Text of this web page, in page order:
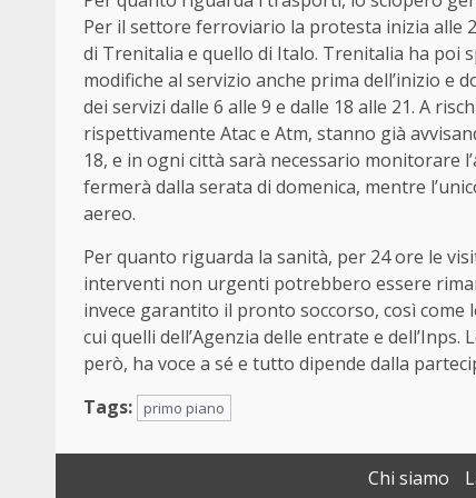
Per il settore ferroviario la protesta inizia alle
di Trenitalia e quello di Italo. Trenitalia ha poi
modifiche al servizio anche prima dell’inizio e
dei servizi dalle 6 alle 9 e dalle 18 alle 21. A
rispettivamente Atac e Atm, stanno già
18, e in ogni città sarà necessario monitorare
fermerà dalla serata di domenica, mentre
aereo.
Per quanto riguarda la sanità, per 24 ore le
interventi non urgenti potrebbero essere
invece garantito il pronto soccorso, così come
cui quelli dell’Agenzia delle entrate e
però, ha voce a sé e tutto dipende dalla
Tags:
primo piano
Chi siamo